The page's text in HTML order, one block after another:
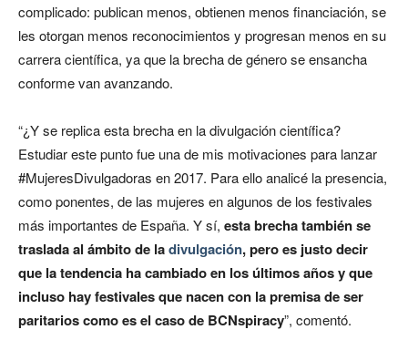
complicado: publican menos, obtienen menos financiación, se
les otorgan menos reconocimientos y progresan menos en su
carrera científica, ya que la brecha de género se ensancha
conforme van avanzando.
“¿Y se replica esta brecha en la divulgación científica?
Estudiar este punto fue una de mis motivaciones para lanzar
#MujeresDivulgadoras en 2017. Para ello analicé la presencia,
como ponentes, de las mujeres en algunos de los festivales
más importantes de España. Y sí, esta brecha también se
traslada al ámbito de ladivulgación, pero es justo decir
que la tendencia ha cambiado en los últimos años y que
incluso hay festivales que nacen con la premisa de ser
paritarios como es el caso de BCNspiracy”, comentó.